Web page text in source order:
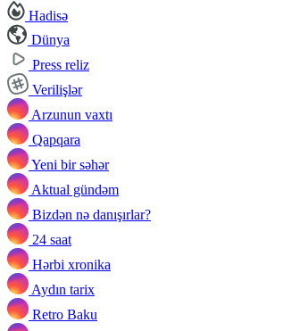
Hadisə
Dünya
Press reliz
Verilişlər
Arzunun vaxtı
Qapqara
Yeni bir səhər
Aktual gündəm
Bizdən nə danışırlar?
24 saat
Hərbi xronika
Aydın tarix
Retro Baku